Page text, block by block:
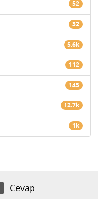
52
32
5.6k
112
145
12.7k
1k
Cevap